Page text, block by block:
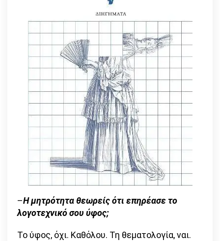
–Η μητρότητα θεωρείς ότι επηρέασε το
λογοτεχνικό σου ύφος;
Το ύφος, όχι. Καθόλου. Τη θεματολογία, ναι.